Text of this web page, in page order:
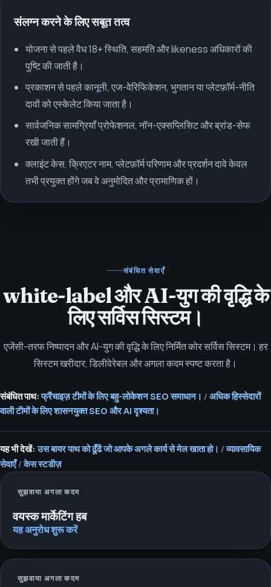
संलग्न करने के लिए सबूत तत्व
योजना से पहले वैध 18+ स्थिति, सहमति और likeness अधिकारों की
पुष्टि की जाती है।
प्रकाशन से पहले कानूनी, एज-वेरिफिकेशन, भुगतान या प्लेटफ़ॉर्म-नीति
दावों को एस्केलेट किया जाता है।
सार्वजनिक सामग्रियाँ प्रोफेशनल, नॉन-एक्सप्लिसिट और ब्रांड-सेफ
रखी जाती हैं।
क्लाइंट केस, क्रिएटर नाम, प्लेटफ़ॉर्म परिणाम और प्रदर्शन दावे केवल
तभी प्रयुक्त होंगे जब वे अनुमोदित और प्रामाणिक हों।
संबंधित सेवाएँ
white-label और AI-युग की वृद्धि के
लिए सर्विस सिस्टम।
एजेंसी-तरफ निष्पादन और AI-युग की वृद्धि के लिए निर्मित कोर सर्विस सिस्टम। हर
सिस्टम खरीदार, डिलीवेरेबल और अगला कदम स्पष्ट करता है।
संबंधित पाथ: फ्रैंचाइज़ टीमों के लिए बहु-लोकेशन SEO समाधान। / अधिक हिस्सेदारों
वाली टीमों के लिए शासनयुक्त SEO और AI दृश्यता।
यह भी देखें: उस बायर पाथ को ढूँढें जो आपके अगले कार्य से मेल खाता हो। /व्यावसायिक
सेवाएँ/केस स्टडीज़
सुझवाया अगला कदम
वयस्क मार्केटिंग हब
यह अनुरोध शुरू करें
सुझवाया अगला कदम